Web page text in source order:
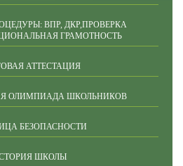
ВПР, ДКР,ПРОВЕРКА
ГРАМОТНОСТЬ
АТТЕСТАЦИЯ
ОЛИМПИАДА ШКОЛЬНИКОВ
БЕЗОПАСНОСТИ
ШКОЛЫ